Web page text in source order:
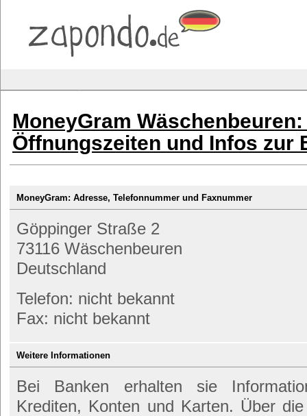
MoneyGram
Öffnungszeiten und Infos zur
MoneyGram: Adresse, Telefonnummer und Faxnummer
Göppinger Straße 2
73116 Wäschenbeuren
Deutschland
Telefon: nicht bekannt
Fax: nicht bekannt
Weitere Informationen
Bei Banken erhalten sie
Krediten, Konten und Karten. Über